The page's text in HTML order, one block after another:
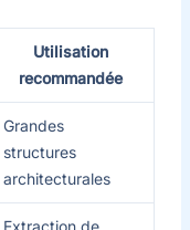
Utilisation
recommandée
Grandes
structures
architecturales